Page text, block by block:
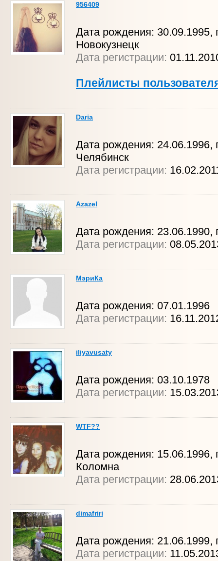
956409
Дата рождения: 30.09.1995,
Новокузнецк
Дата регистрации:
Плейлисты
Daria
Дата рождения: 24.06.1996,
Челябинск
Дата регистрации:
Azazel
Дата рождения: 23.06.1990,
Дата регистрации:
МэриКа
Дата рождения: 07.01.1996
Дата регистрации:
iliyavusaty
Дата рождения: 03.10.1978
Дата регистрации:
WTF??
Дата рождения: 15.06.1996,
Коломна
Дата регистрации:
dimafriri
Дата рождения: 21.06.1999,
Дата регистрации: